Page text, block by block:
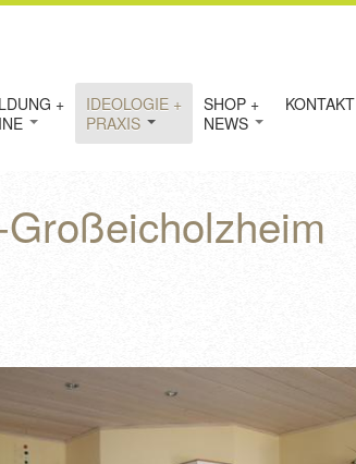
+
IDEOLOGIE +
PRAXIS
SHOP +
NEWS
KONTAKT